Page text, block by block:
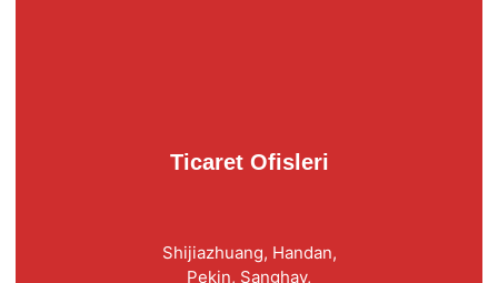
Ticaret Ofisleri
Shijiazhuang, Handan,
Pekin, Şanghay,